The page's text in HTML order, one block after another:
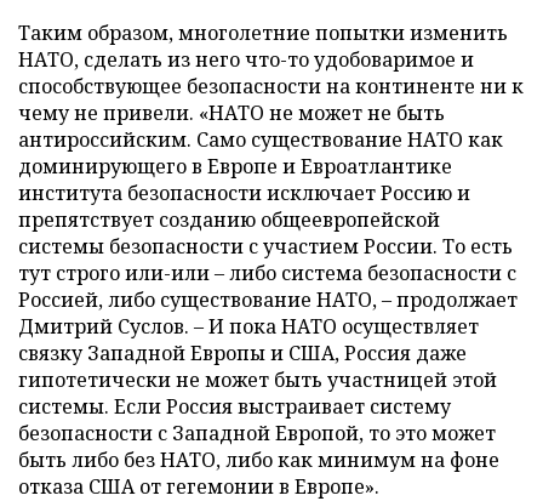
Таким образом, многолетние попытки изменить
НАТО, сделать из него что-то удобоваримое и
способствующее безопасности на континенте ни к
чему не привели. «НАТО не может не быть
антироссийским. Само существование НАТО как
доминирующего в Европе и Евроатлантике
института безопасности исключает Россию и
препятствует созданию общеевропейской
системы безопасности с участием России. То есть
тут строго или-или – либо система безопасности с
Россией, либо существование НАТО, – продолжает
Дмитрий Суслов. – И пока НАТО осуществляет
связку Западной Европы и США, Россия даже
гипотетически не может быть участницей этой
системы. Если Россия выстраивает систему
безопасности с Западной Европой, то это может
быть либо без НАТО, либо как минимум на фоне
отказа США от гегемонии в Европе».